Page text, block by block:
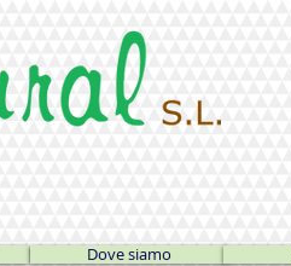
Dove siamo